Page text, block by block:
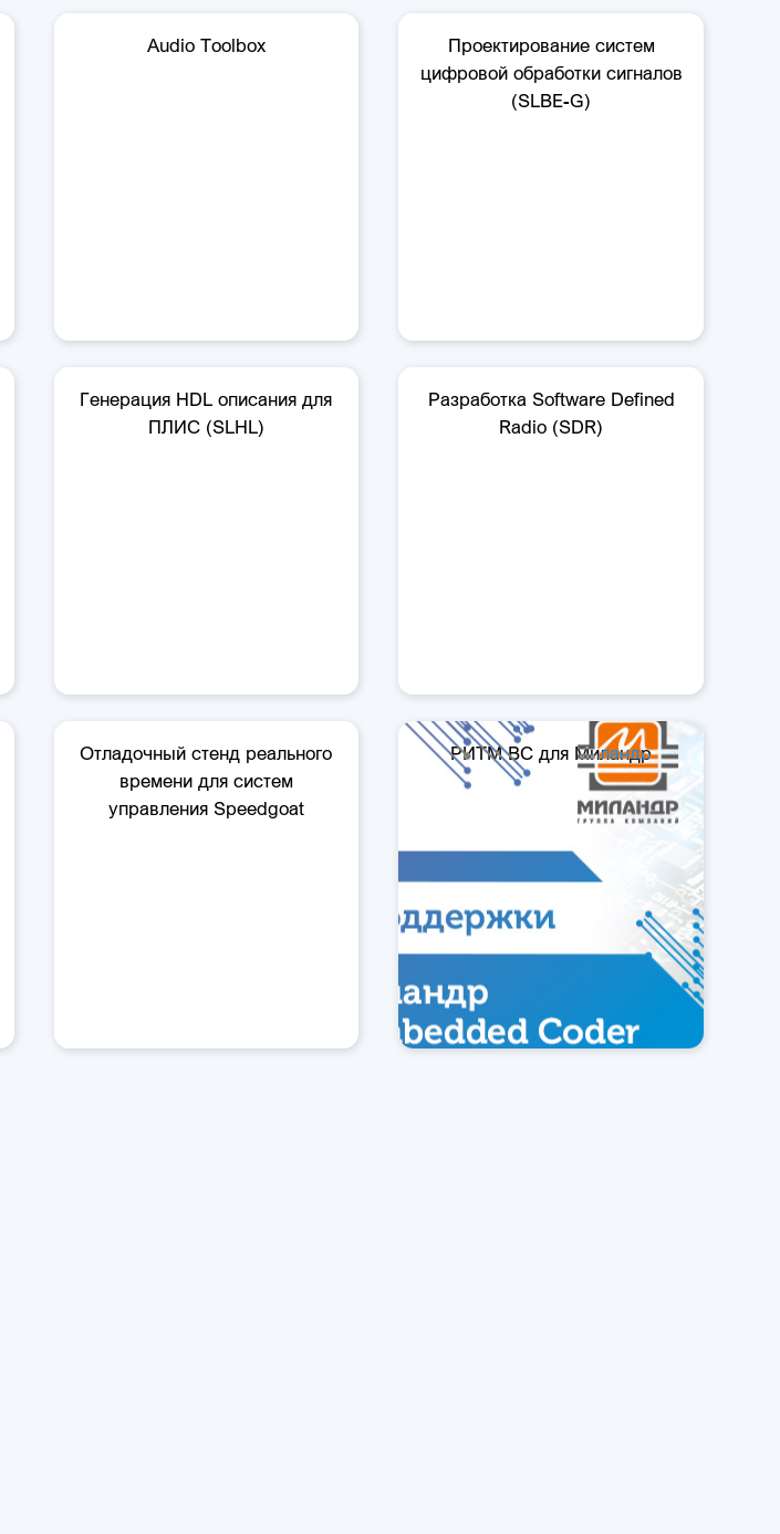
Audio Toolbox
Проектирование систем
цифровой обработки сигналов
(SLBE-G)
Генерация HDL описания для
ПЛИС (SLHL)
Разработка Software Defined
Radio (SDR)
Отладочный стенд реального
времени для систем
управления Speedgoat
РИТМ ВС для Миландр